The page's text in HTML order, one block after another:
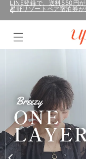
コンテ
ンツに
進む
LINE登録で、送料550円
星野リゾートペア宿泊券